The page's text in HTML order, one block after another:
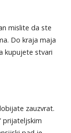
mislite da ste
Do kraja maja
kupujete stvari
zauzvrat.
prijateljskim